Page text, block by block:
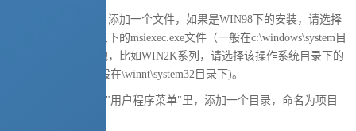
在应用程序文件夹，添加一个文件，如果是WIN98下的安装，请选择
WIN98操作系统目录下的msiexec.exe文件（一般在c:\windows\system目
录下）；如果是其他，比如WIN2K系列，请选择该操作系统目录下的
msiexec.exe文件(一般在\winnt\system32目录下)。
4.在文件系统视图的"用户程序菜单"里，添加一个目录，命名为项目